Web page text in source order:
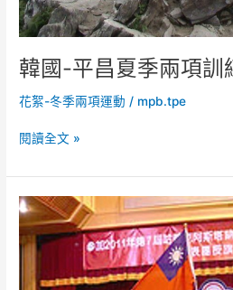
韓國-平昌夏季兩項訓
花絮-冬季兩項運動 / mpb.tpe
閱讀全文 »
2011
年
亞
冬